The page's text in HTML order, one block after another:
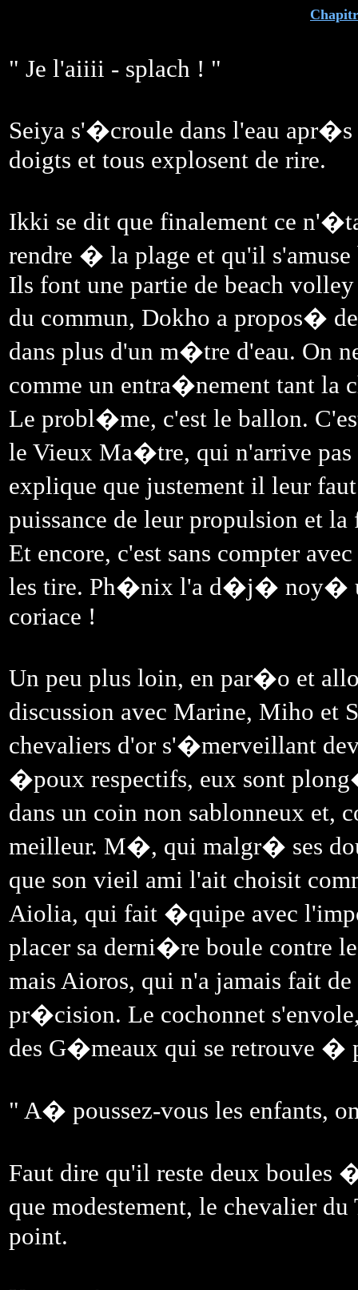
" Je l'aiiii - splach ! "
Seiya s'�croule dans l'eau
doigts et tous explosent de rire.
Ikki se dit que finalement ce
rendre � la plage et qu'il
Ils font une partie de beach
du commun, Dokho a propos�
dans plus d'un m�tre d'eau. On
comme un entra�nement tant la
Le probl�me, c'est le ballon.
le Vieux Ma�tre, qui n'arrive
explique que justement il leur
puissance de leur propulsion et
Et encore, c'est sans compter
les tire. Ph�nix l'a d�j� noy�
coriace !
Un peu plus loin, en par�o et
discussion avec Marine, Miho et
chevaliers d'or s'�merveillant
�poux respectifs, eux sont
dans un coin non sablonneux et,
meilleur. M�, qui malgr� ses
que son vieil ami l'ait choisit
Aiolia, qui fait �quipe avec
placer sa derni�re boule contre
mais Aioros, qui n'a jamais fait
pr�cision. Le cochonnet
des G�meaux qui se retrouve
" A� poussez-vous les enfants,
Faut dire qu'il reste deux
que modestement, le chevalier
point.